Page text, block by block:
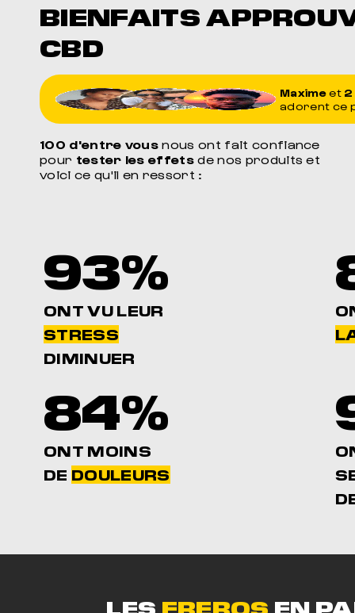
BIENFAITS
CBD
Maximeet 2
adorent ce
100 d'entre vousnous ont fait confiance
pour tester les effetsde nos produits et
voici ce qu'il en ressort :
93%
ONT VU LEUR
STRESS
DIMINUER
84%
ONT MOINS
DE DOULEURS
LES FREROS EN